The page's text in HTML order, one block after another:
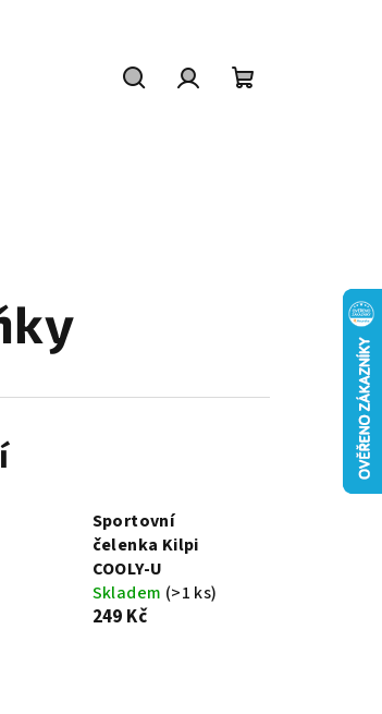
Sportovní
čelenka Kilpi
COOLY-U
Skladem (>1 ks)
249 Kč